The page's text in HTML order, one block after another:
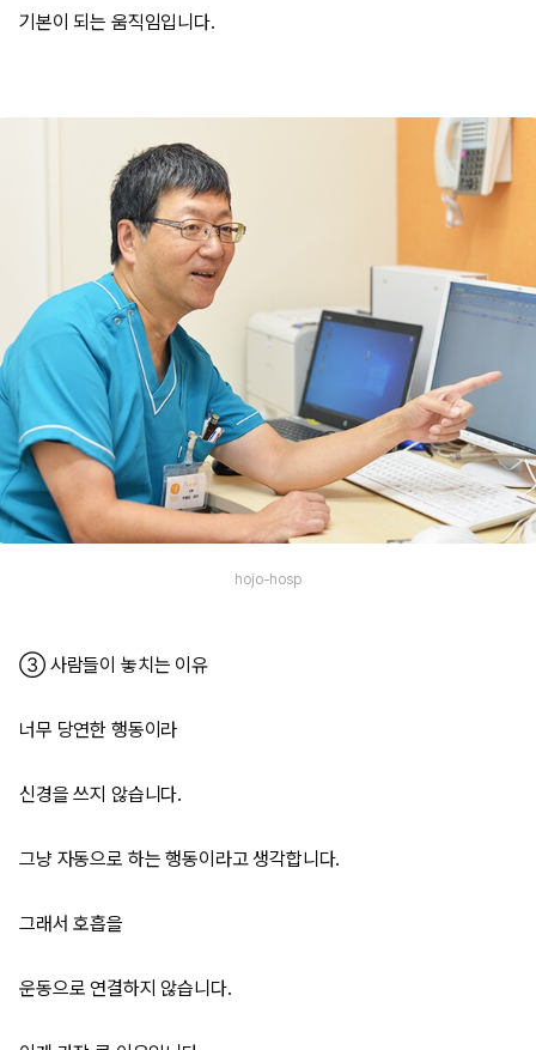
기본이 되는 움직임입니다.
hojo-hosp
③ 사람들이 놓치는 이유
너무 당연한 행동이라
신경을 쓰지 않습니다.
그냥 자동으로 하는 행동이라고 생각합니다.
그래서 호흡을
운동으로 연결하지 않습니다.